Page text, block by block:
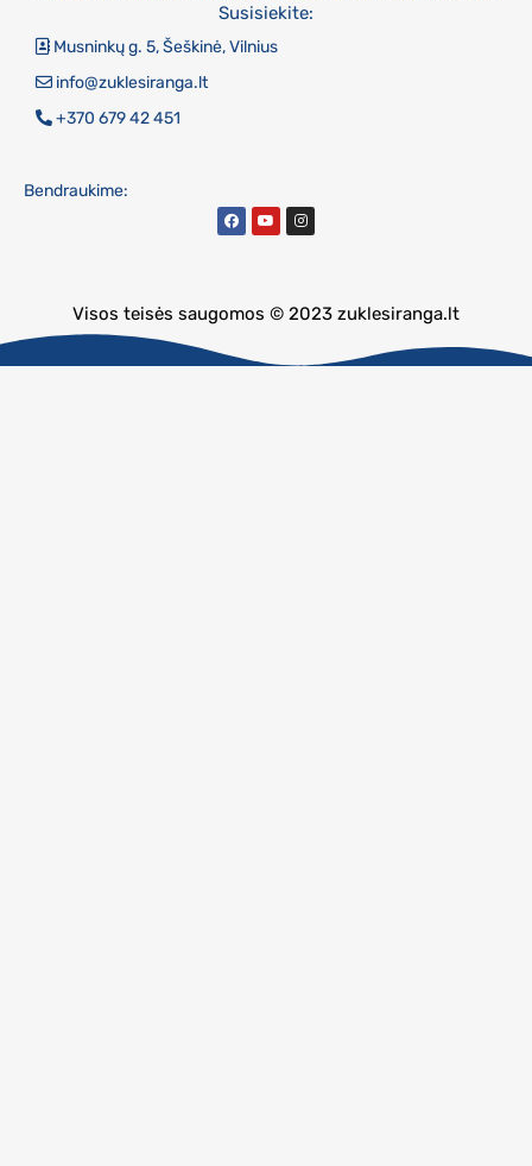
Susisiekite:
Musninkų g. 5, Šeškinė, Vilnius
info@zuklesiranga.lt
+370 679 42 451
Bendraukime:
Visos teisės saugomos © 2023 zuklesiranga.lt